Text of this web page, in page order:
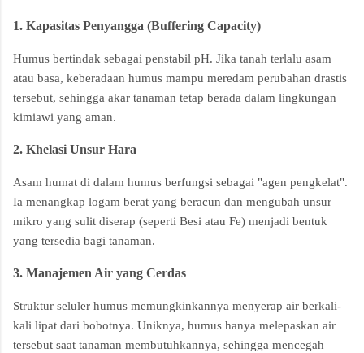
1. Kapasitas Penyangga (Buffering Capacity)
Humus bertindak sebagai penstabil pH. Jika tanah terlalu asam
atau basa, keberadaan humus mampu meredam perubahan drastis
tersebut, sehingga akar tanaman tetap berada dalam lingkungan
kimiawi yang aman.
2. Khelasi Unsur Hara
Asam humat di dalam humus berfungsi sebagai "agen pengkelat".
Ia menangkap logam berat yang beracun dan mengubah unsur
mikro yang sulit diserap (seperti Besi atau Fe) menjadi bentuk
yang tersedia bagi tanaman.
3. Manajemen Air yang Cerdas
Struktur seluler humus memungkinkannya menyerap air berkali-
kali lipat dari bobotnya. Uniknya, humus hanya melepaskan air
tersebut saat tanaman membutuhkannya, sehingga mencegah